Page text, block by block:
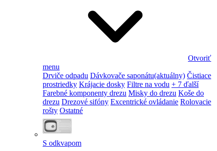
Otvoriť
menu
Drviče odpadu Dávkovače saponátu(aktuálny) Čistiace
prostriedky Krájacie dosky Filtre na vodu + 7 ďalší
Farebné komponenty drezu Misky do drezu Koše do
drezu Drezové sifóny Excentrické ovládanie Rolovacie
rošty Ostatné
S odkvapom